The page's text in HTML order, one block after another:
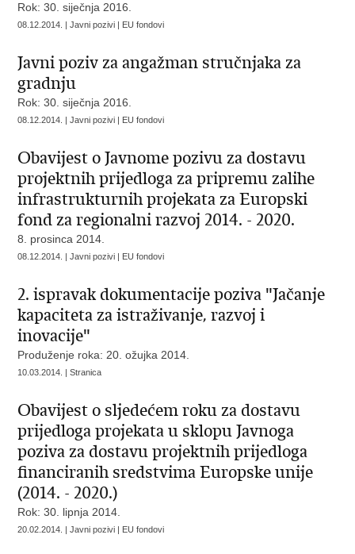
Rok: 30. siječnja 2016.
08.12.2014. | Javni pozivi | EU fondovi
Javni poziv za angažman stručnjaka za
gradnju
Rok: 30. siječnja 2016.
08.12.2014. | Javni pozivi | EU fondovi
Obavijest o Javnome pozivu za dostavu
projektnih prijedloga za pripremu zalihe
infrastrukturnih projekata za Europski
fond za regionalni razvoj 2014. - 2020.
8. prosinca 2014.
08.12.2014. | Javni pozivi | EU fondovi
2. ispravak dokumentacije poziva "Jačanje
kapaciteta za istraživanje, razvoj i
inovacije"
Produženje roka: 20. ožujka 2014.
10.03.2014. | Stranica
Obavijest o sljedećem roku za dostavu
prijedloga projekata u sklopu Javnoga
poziva za dostavu projektnih prijedloga
financiranih sredstvima Europske unije
(2014. - 2020.)
Rok: 30. lipnja 2014.
20.02.2014. | Javni pozivi | EU fondovi